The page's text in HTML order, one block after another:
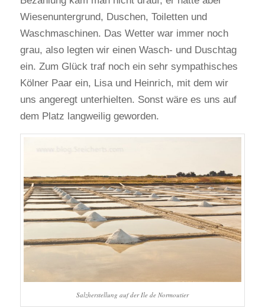
Wiesenuntergrund, Duschen, Toiletten und
Waschmaschinen. Das Wetter war immer noch
grau, also legten wir einen Wasch- und Duschtag
ein. Zum Glück traf noch ein sehr sympathisches
Kölner Paar ein, Lisa und Heinrich, mit dem wir
uns angeregt unterhielten. Sonst wäre es uns auf
dem Platz langweilig geworden.
Salzherstellung auf der Ile de Normoutier